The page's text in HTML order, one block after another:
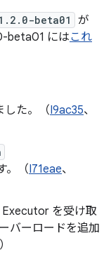
beta01
が
beta01 にはこれ
した。（I9ac35、
。（I71eae、
Executor を受け取
バーロードを追加
）